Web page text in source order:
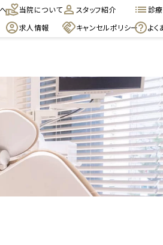
当院について スタッフ紹介 診
求人情報 キャンセルポリシー よ